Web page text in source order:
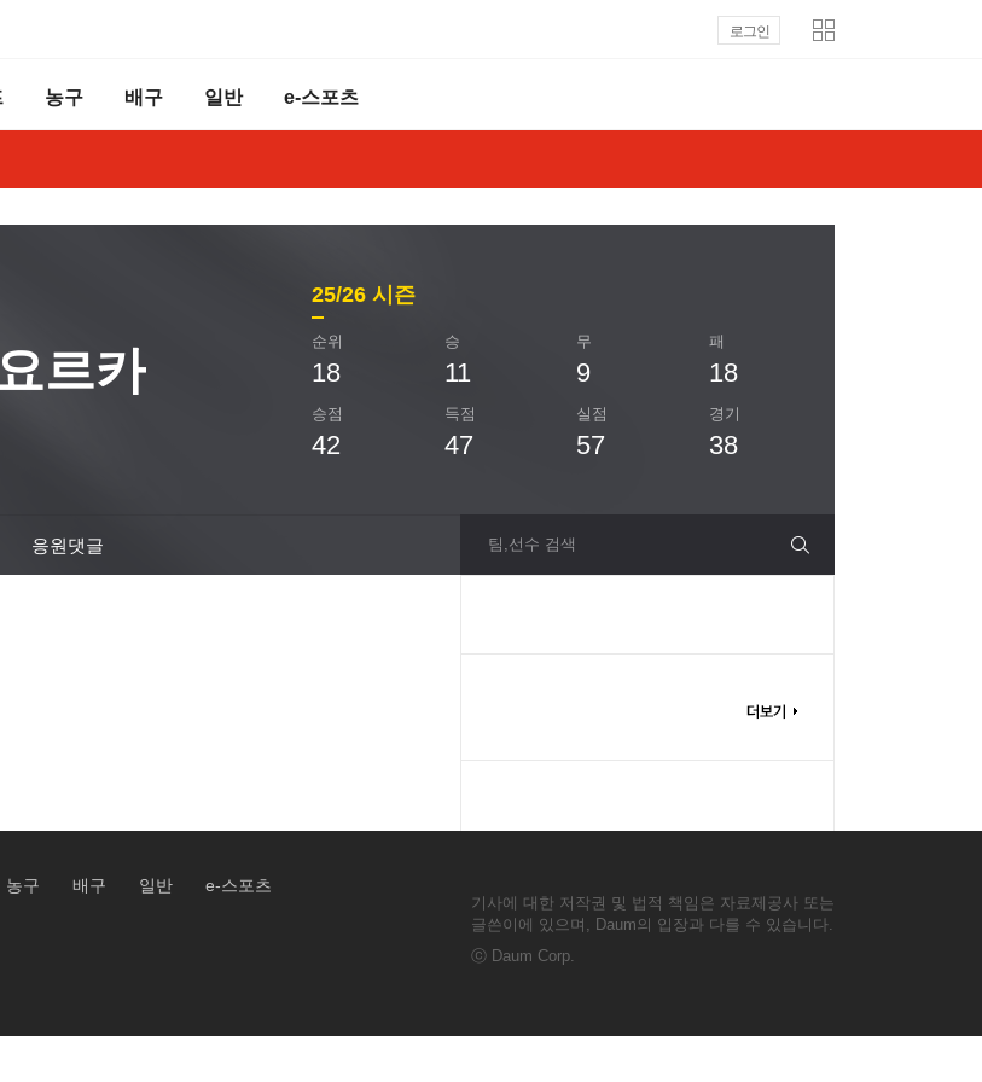
로그인
농구 배구 일반 e-스포츠
르카
25/26 시즌
순위
18
승
11
무
9
패
18
승점
42
득점
47
실점
57
경기
38
팀,선수 검색
응원댓글
농구 배구 일반 e-스포츠
기사에 대한 저작권 및 법적 책임은 자료제공사 또는
글쓴이에 있으며, Daum의 입장과 다를 수 있습니다.
ⓒ Daum Corp.